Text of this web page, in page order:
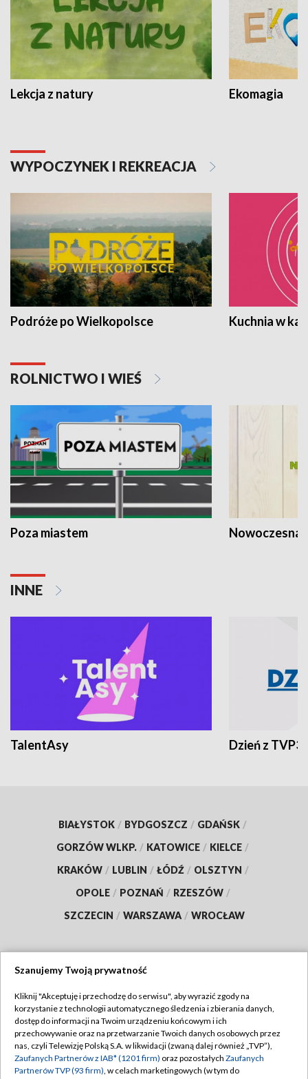
Lekcja z natury Ekomagia
WYPOCZYNEK I REKREACJA
Podróże po Wielkopolsce Kuchnia w
ROLNICTWO I WIEŚ
Poza miastem Nowoczesna
INNE
TalentAsy Dzień z TVP3
BIAŁYSTOK / BYDGOSZCZ / GDAŃSK /
GORZÓW WLKP. / KATOWICE / KIELCE /
KRAKÓW / LUBLIN / ŁÓDŹ / OLSZTYN /
OPOLE / POZNAŃ / RZESZÓW /
SZCZECIN / WARSZAWA / WROCŁAW
TVP
Abonament TVP
Emisja w TVP
Regulamin TVP
Polityka prywatności
Szanujemy Twoją prywatność
Kliknij "Akceptuję i przechodzę do serwisu", aby wyrazić zgody na
korzystanie z technologii automatycznego śledzenia i zbierania danych,
dostęp do informacji na Twoim urządzeniu końcowym i ich
przechowywanie oraz na przetwarzanie Twoich danych osobowych przez
nas, czyli Telewizję Polską S.A. w likwidacji (zwaną dalej również „TVP”),
Zaufanych Partnerów z IAB* (1201 firm) oraz pozostałych Zaufanych
Partnerów TVP (93 firm), w celach marketingowych (w tym do